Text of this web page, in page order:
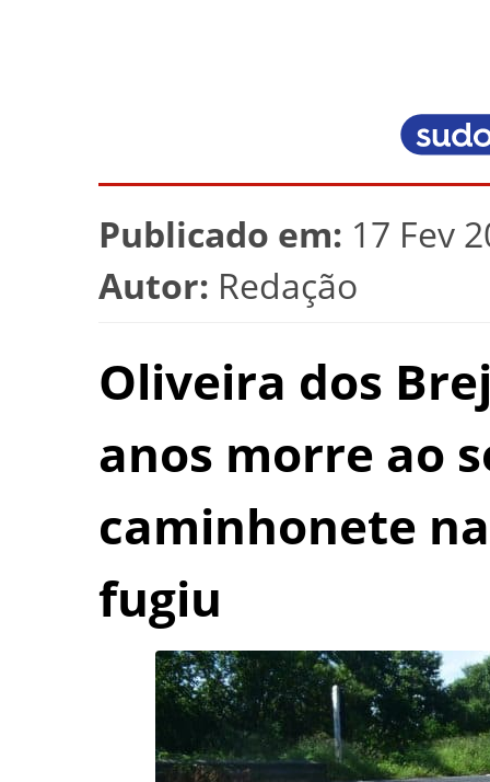
Publicado em: 17 Fev
Autor: Redação
Oliveira dos
anos morre ao
caminhonete
fugiu